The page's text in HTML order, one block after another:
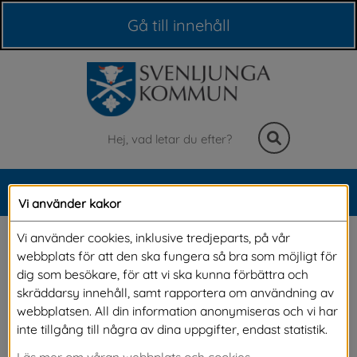
Gå till innehåll
Sök
Meny
Kemikalier
Det är ofta svårt att avgöra vilka produkter
som är bra eller dåliga ur miljöhänsyn. Ofta
finns det produkter att välja som är mindre
Vi använder kakor
Vi använder cookies, inklusive tredjeparts, på vår
webbplats för att den ska fungera så bra som möjligt för
dig som besökare, för att vi ska kunna förbättra och
skräddarsy innehåll, samt rapportera om användning av
webbplatsen. All din information anonymiseras och vi har
inte tillgång till några av dina uppgifter, endast statistik.